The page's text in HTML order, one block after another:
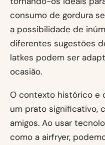
consumo de gordura
a possibilidade de
diferentes sugestões
latkes podem ser
ocasião.
O contexto histórico e
um prato significativo,
amigos. Ao usar
como a airfryer,